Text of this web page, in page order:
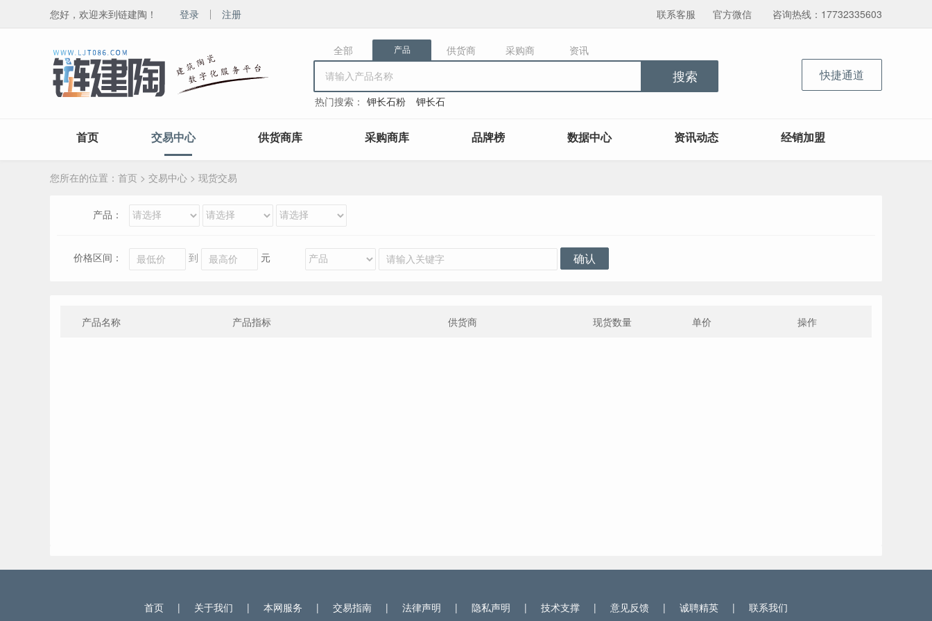
您好，欢迎来到链建陶！ 登录 注册 咨询热线：17732335603
官方微信
联系客服
全部 产品 供货商 采购商
资讯
搜索
热门搜索： 钾长石粉 钾长石
快捷通道
首页 交易中心 供货商库 采购商库 品牌榜 数据中心 资讯动态 经销加盟
您所在的位置： 首页 > 交易中心 > 现货交易
产品：
价格区间： 到 元 确认
产品名称 产品指标 供货商 现货数量 单价 操作
首页 | 关于我们 | 本网服务 | 交易指南 | 法律声明 | 隐私声明 | 技术支撑 | 意见反馈 | 诚聘精英 | 联系我们